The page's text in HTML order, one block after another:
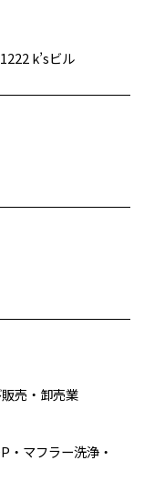
k’sビル
売・卸売業
・マフラー洗浄・